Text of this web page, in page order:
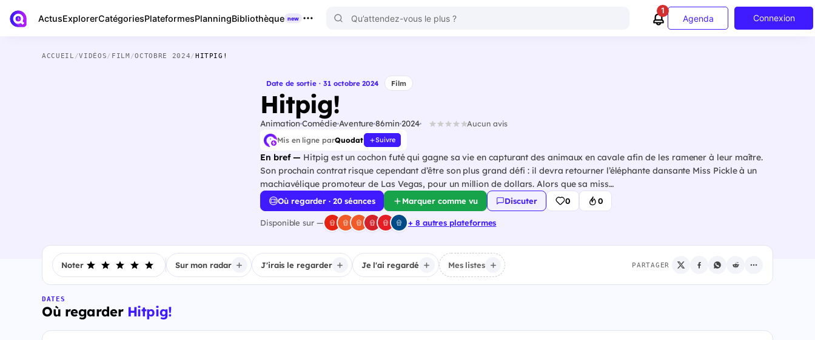
ActusExplorerCatégoriesPlateformesPlanningBibliothèque new
1
Agenda Connexion
ACCUEIL /VIDÉOS/ FILM/OCTOBRE 2024/HITPIG!
Date de sortie · 31 octobre 2024 Film
Hitpig!
AnimationComédieAventure86min 2024 Aucun avis
Mis en ligne parQuodat Suivre
En bref — Hitpig est un cochon futé qui gagne sa vie en capturant des animaux en cavale afin de les ramener à leur maître.
Son prochain contrat risque cependant d’être son plus grand défi : il devra retourner l’éléphante dansante Miss Pickle à un
machiavélique promoteur de Las Vegas, pour un million de dollars. Alors que sa miss…
Où regarder · 20 séances Marquer comme vu Discuter 0 0
Disponible sur — + 8 autres plateformes
Noter Sur mon radar J'irais le regarder Je l'ai regardé Mes listes PARTAGER
DATES
Où regarder Hitpig!